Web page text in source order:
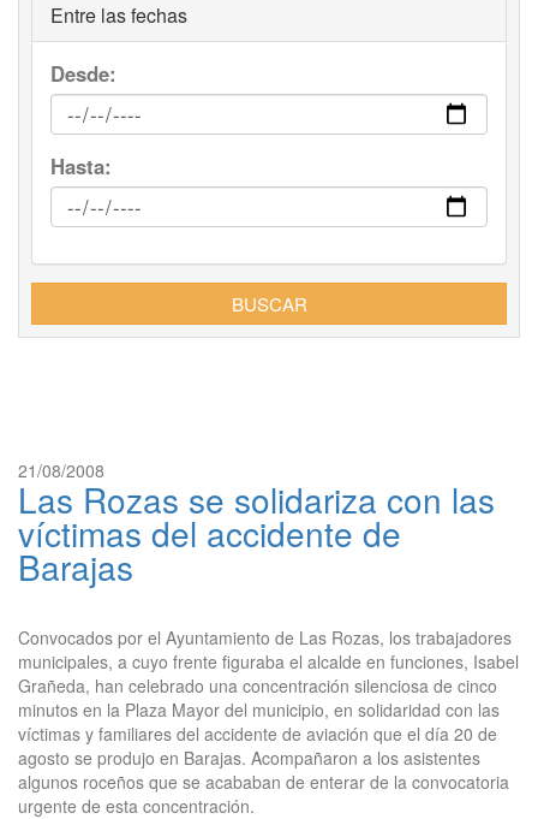
Entre las fechas
Desde:
Hasta:
BUSCAR
21/08/2008
Las Rozas se solidariza con las
víctimas del accidente de
Barajas
Convocados por el Ayuntamiento de Las Rozas, los trabajadores
municipales, a cuyo frente figuraba el alcalde en funciones, Isabel
Grañeda, han celebrado una concentración silenciosa de cinco
minutos en la Plaza Mayor del municipio, en solidaridad con las
víctimas y familiares del accidente de aviación que el día 20 de
agosto se produjo en Barajas. Acompañaron a los asistentes
algunos roceños que se acababan de enterar de la convocatoria
urgente de esta concentración.